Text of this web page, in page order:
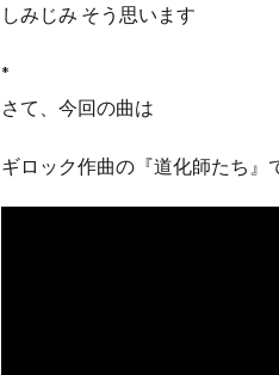
しみじみ そう思います
*
さて、今回の曲は
ギロック作曲の『道化師たち』